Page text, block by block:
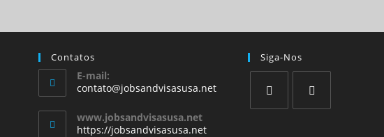
Contatos
E-mail:
contato@jobsandvisasusa.net
www.jobsandvisasusa.net
https://jobsandvisasusa.net
Siga-Nos